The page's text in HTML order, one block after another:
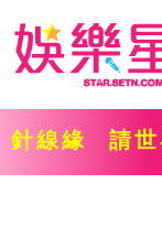
針線緣 請